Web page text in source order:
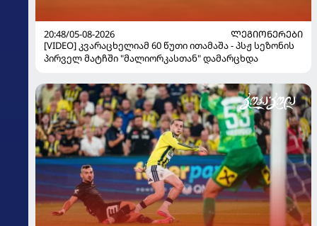
20:48/05-08-2026
ᲚᲔᲒᲘᲝᲜᲔᲠᲔᲑᲘ
[VIDEO] კვარაცხელიამ 60 წუთი ითამაშა - პსჟ სეზონის
პირველ მატჩში "მალიორკასთან" დამარცხდა